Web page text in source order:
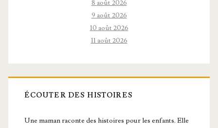
8 août 2026
9 août 2026
10 août 2026
11 août 2026
ÉCOUTER DES HISTOIRES
Une maman raconte des histoires pour les enfants. Elle